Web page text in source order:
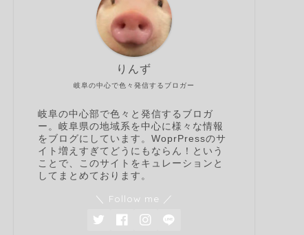
岐阜の中心で色々発信するブロガー
りんず
岐阜の中心部で色々と発信するブロガ
ー。岐阜県の地域系を中心に様々な情報
をブログにしています。WoprPressのサ
イト増えすぎてどうにもならん！という
ことで、このサイトをキュレーションと
してまとめております。
＼ Follow me ／